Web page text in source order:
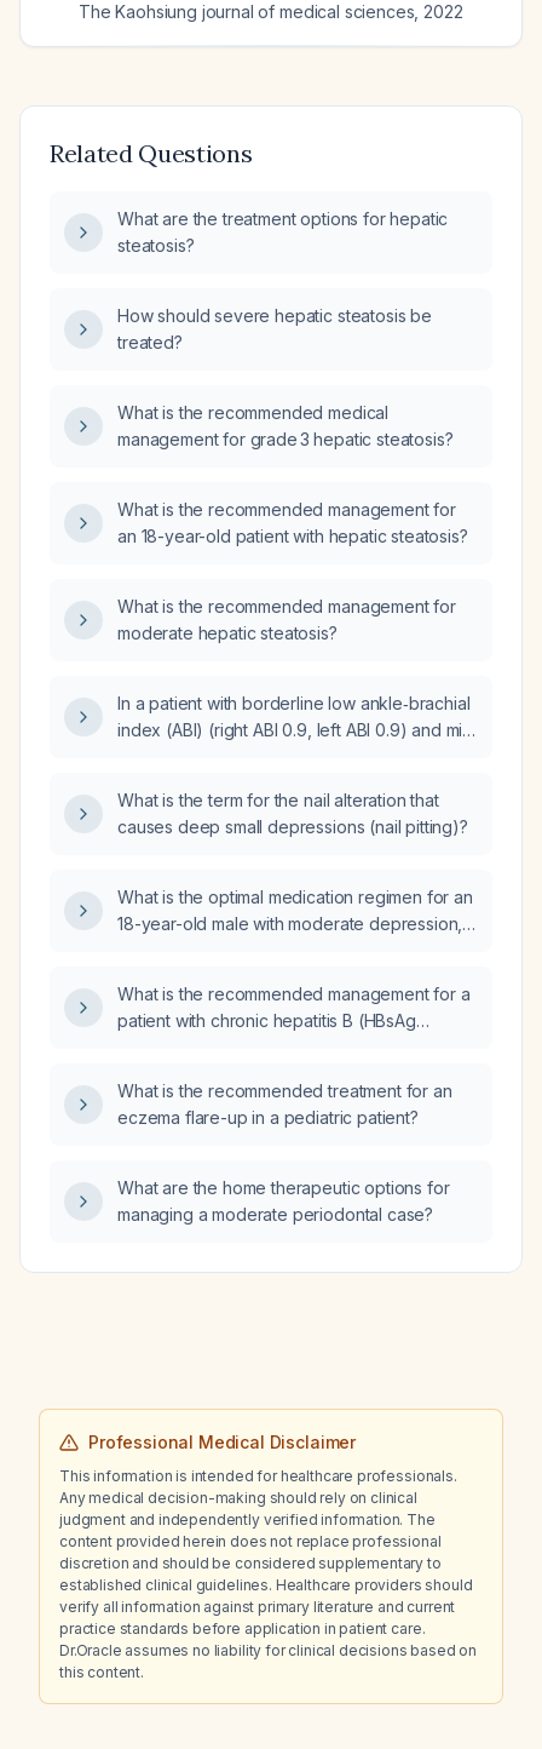
The Kaohsiung journal of medical sciences 2022
Related Questions
What are the treatment options for hepatic
steatosis?
How should severe hepatic steatosis be
treated?
What is the recommended medical
management for grade 3 hepatic steatosis?
What is the recommended management for
an 18-year-old patient with hepatic steatosis?
What is the recommended management for
moderate hepatic steatosis?
In a patient with borderline low ankle‑brachial
index (ABI) (right ABI 0.9, left ABI 0.9) and mild
recommended treatment options?
What is the term for the nail alteration that
causes deep small depressions (nail pitting)?
What is the optimal medication regimen for an
18-year-old male with moderate depression,
cannabis use?
What is the recommended management for a
patient with chronic hepatitis B (HBsAg
What is the recommended treatment for an
eczema flare-up in a pediatric patient?
What are the home therapeutic options for
managing a moderate periodontal case?
Professional Medical Disclaimer
This information is intended for healthcare professionals.
Any medical decision-making should rely on clinical
judgment and independently verified information. The
content provided herein does not replace professional
discretion and should be considered supplementary to
established clinical guidelines. Healthcare providers should
verify all information against primary literature and current
practice standards before application in patient care.
Dr.Oracle assumes no liability for clinical decisions based on
this content.